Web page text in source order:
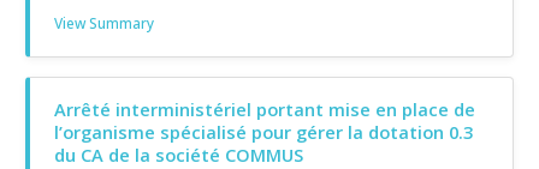
View Summary
Arrêté interministériel portant mise en place de
l’organisme spécialisé pour gérer la dotation 0.3
du CA de la société COMMUS